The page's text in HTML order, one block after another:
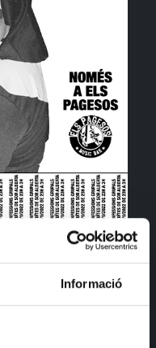
Informació
aquest dissabte
Si vols redimir